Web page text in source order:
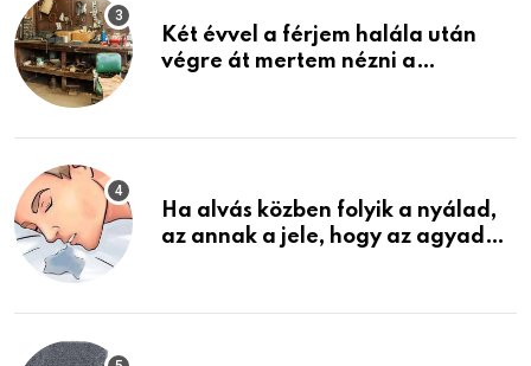
Két évvel a férjem halála után
végre át mertem nézni a
életemet
Ha alvás közben folyik a nyálad,
az annak a jele, hogy az agyad…